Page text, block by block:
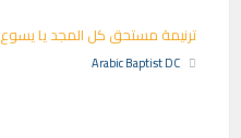
ترنيمة مستحق كل المجد يا يسوع
Arabic Baptist DC